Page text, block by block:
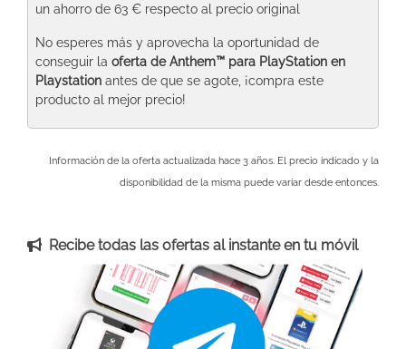
un ahorro de 63 € respecto al precio original
No esperes más y aprovecha la oportunidad de
conseguir la oferta de Anthem™ para PlayStation en
Playstation antes de que se agote, ¡compra este
producto al mejor precio!
Información de la oferta actualizada hace 3 años. El precio indicado y la
disponibilidad de la misma puede variar desde entonces.
Recibe todas las ofertas al instante en tu móvil